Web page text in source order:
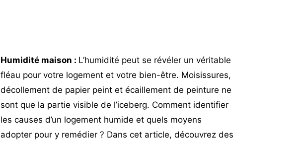
Humidité maison : L’humidité peut se révéler un véritable
fléau pour votre logement et votre bien-être. Moisissures,
décollement de papier peint et écaillement de peinture ne
sont que la partie visible de l’iceberg. Comment identifier
les causes d’un logement humide et quels moyens
adopter pour y remédier ? Dans cet article, découvrez des